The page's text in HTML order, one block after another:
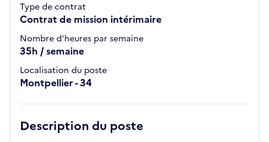
Type de contrat
Contrat de mission intérimaire
Nombre d'heures par semaine
35h / semaine
Localisation du poste
Montpellier - 34
Description du poste